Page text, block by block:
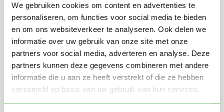
We gebruiken cookies om content en advertenties te
personaliseren, om functies voor social media te bieden
en om ons websiteverkeer te analyseren. Ook delen we
informatie over uw gebruik van onze site met onze
partners voor social media, adverteren en analyse. Deze
partners kunnen deze gegevens combineren met andere
informatie die u aan ze heeft verstrekt of die ze hebben
verzameld op basis van uw gebruik van hun services.
bepalen het tarief?
Hoe regel je de betaling van een oppas?
Hoe kan ik mijn account instellen op ‘vervuld’
als ik een oppas heb gevonden?
Wat moet ik doen als mijn oppas te laat
komt?
Hoe regel ik een proefperiode met een
oppas?
Welke taken kan ik van een oppas
verwachten?
inhuren?